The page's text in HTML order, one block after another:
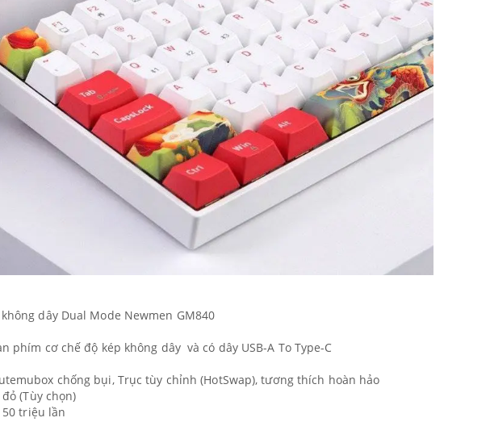
dây Dual Mode Newmen GM840
phím cơ chế độ kép không dây và có dây USB-A To Type-C
chống bụi, Trục tùy chỉnh (HotSwap), tương thích hoàn hảo
(Tùy chọn)
triệu lần